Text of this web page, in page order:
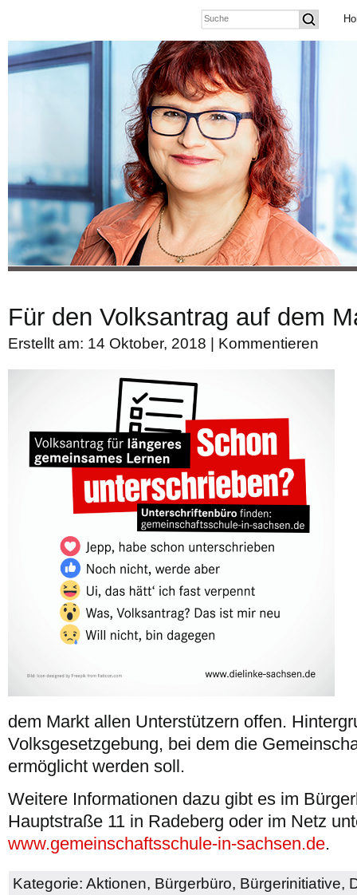
Für den Volksantrag auf dem
Erstellt am: 14 Oktober, 2018 | Kommentieren
dem Markt allen Unterstützern offen.
Volksgesetzgebung, bei dem die
ermöglicht werden soll.
Weitere Informationen dazu gibt es im
Hauptstraße 11 in Radeberg oder im Netz
www.gemeinschaftsschule-in-sachsen.de.
Kategorie: Aktionen, Bürgerbüro, Bürgerinitiative,